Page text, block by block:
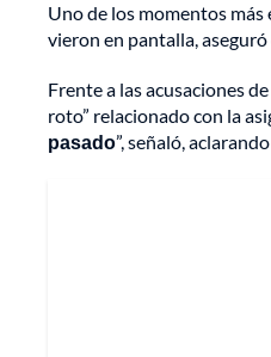
Uno de los momentos
vieron en pantalla,
Frente a las acusaciones
roto” relacionado con la
pasado”, señaló,